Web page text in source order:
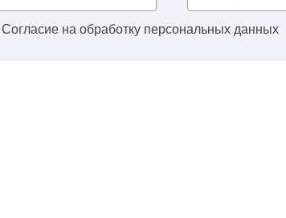
Согласие на обработку персональных данных